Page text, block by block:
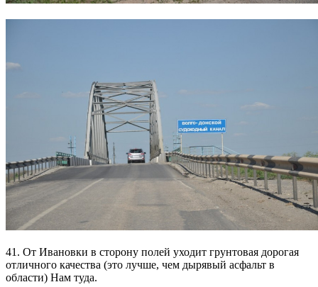
41. От Ивановки в сторону полей уходит грунтовая дорогая
отличного качества (это лучше, чем дырявый асфальт в
области) Нам туда.